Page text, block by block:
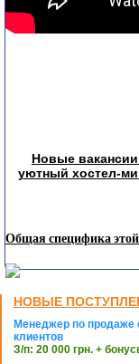
Новые
уютный хостел-
Общая специфика
НОВЫЕ
Менеджер по продаже
клиентов
З/п: 20 000 грн. +